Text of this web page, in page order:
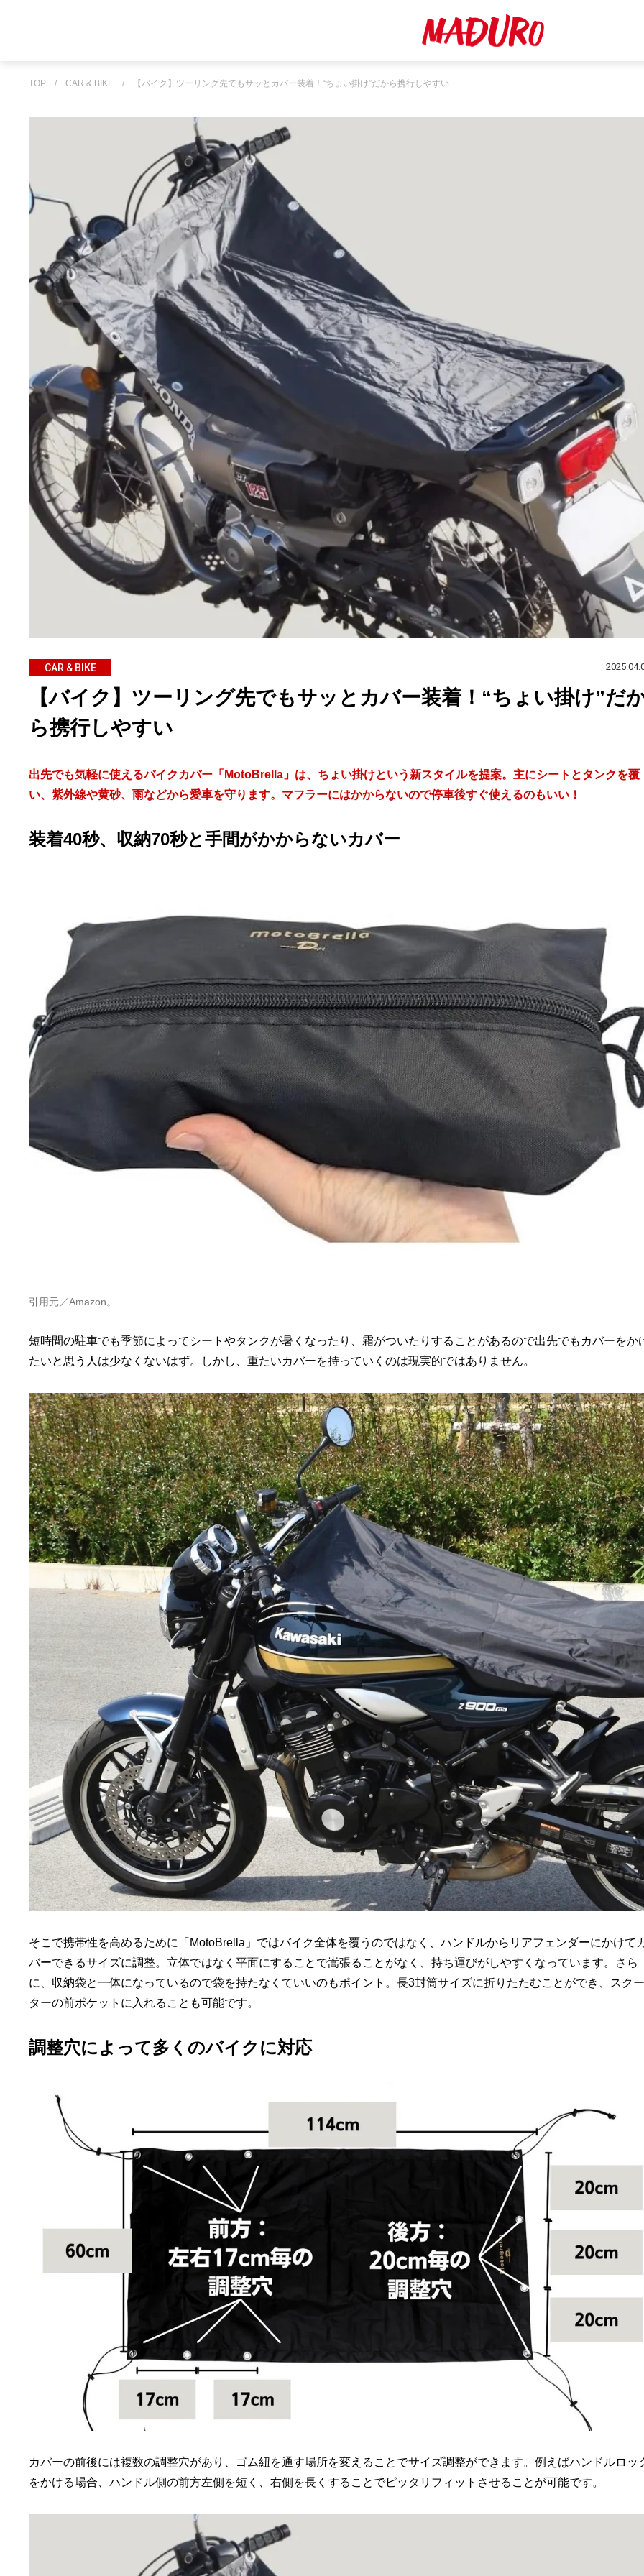
TOP / CAR & BIKE / 【バイク】ツーリング先でもサッとカバー装着！“ちょい掛け”だから携行しやすい
CAR & BIKE
【バイク】ツーリング先でもサッとカバー装着！“ちょい掛け”だ
ら携行しやすい
出先でも気軽に使えるバイクカバー「MotoBrella」は、ちょい掛けという新スタイルを提案。主にシートとタンクを覆
い、紫外線や黄砂、雨などから愛車を守ります。マフラーにはかからないので停車後すぐ使えるのもいい！
装着40秒、収納70秒と手間がかからないカバー
引用元／Amazon。
短時間の駐車でも季節によってシートやタンクが暑くなったり、霜がついたりすることがあるので出先でもカバーをか
たいと思う人は少なくないはず。しかし、重たいカバーを持っていくのは現実的ではありません。
そこで携帯性を高めるために「MotoBrella」ではバイク全体を覆うのではなく、ハンドルからリアフェンダーにかけて
バーできるサイズに調整。立体ではなく平面にすることで嵩張ることがなく、持ち運びがしやすくなっています。さら
に、収納袋と一体になっているので袋を持たなくていいのもポイント。長3封筒サイズに折りたたむことができ、スクー
ターの前ポケットに入れることも可能です。
調整穴によって多くのバイクに対応
カバーの前後には複数の調整穴があり、ゴム紐を通す場所を変えることでサイズ調整ができます。例えばハンドルロッ
をかける場合、ハンドル側の前方左側を短く、右側を長くすることでピッタリフィットさせることが可能です。